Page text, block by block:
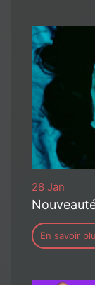
28 Jan
En savoir